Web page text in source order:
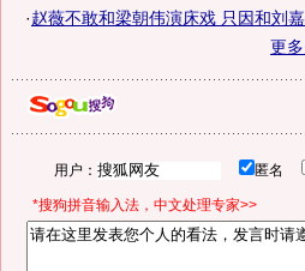
·赵薇不敢和梁朝伟演床戏 只因和刘嘉
更
用户： 匿名
*搜狗拼音输入法，中文处理专家>>